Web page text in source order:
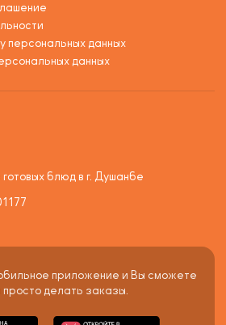
персональных данных
данных
блюд в г. Душанбе
приложение и Вы сможете
просто делать заказы.